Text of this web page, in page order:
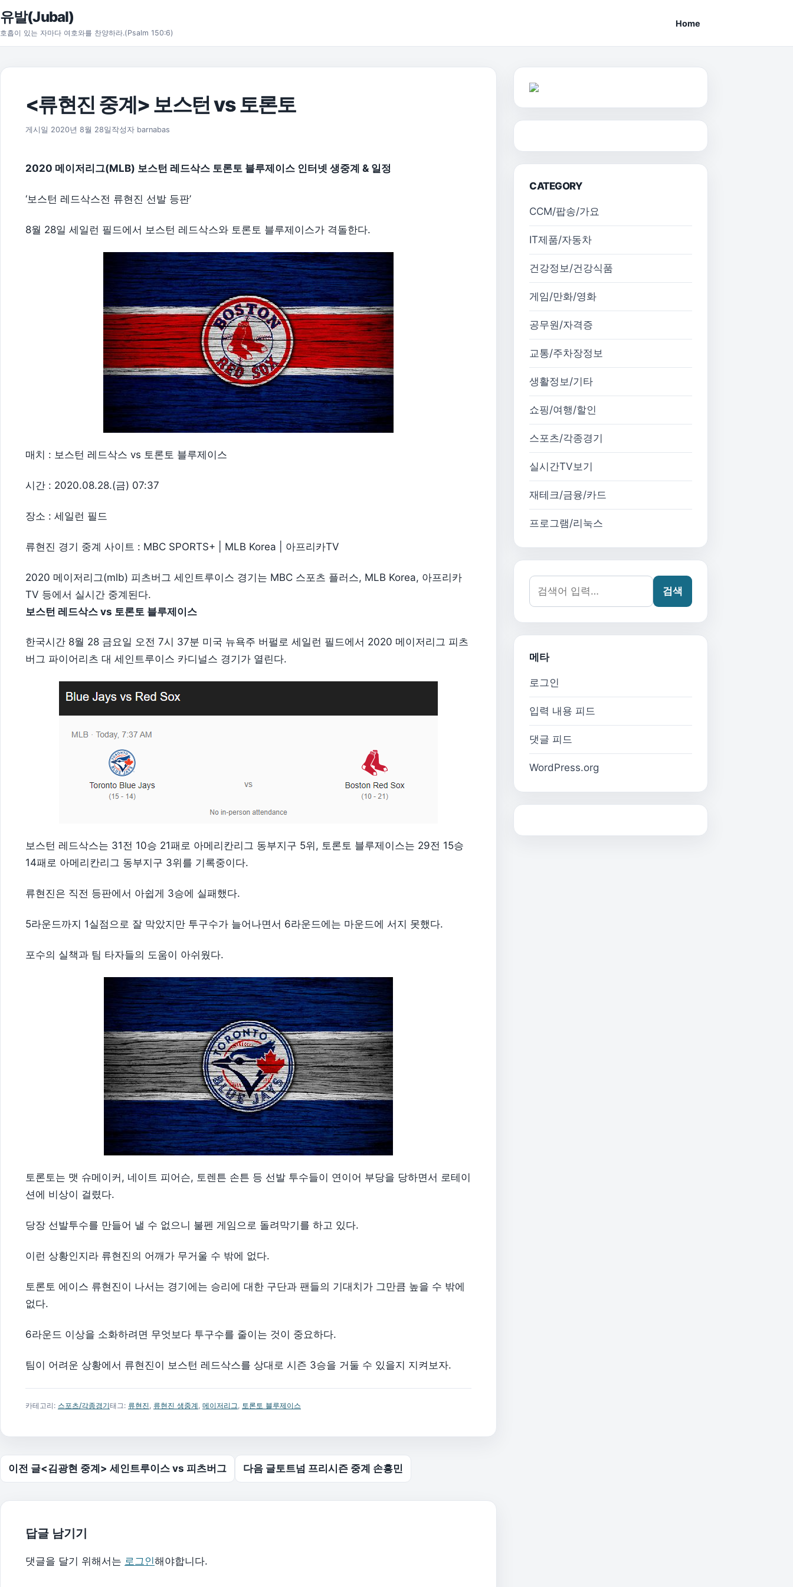
본문으로 건너뛰기
유발(Jubal)
호흡이 있는 자마다 여호와를 찬양하라.(Psalm 150:6)
Home
<류현진 중계> 보스턴 vs 토론토
게시일 2020년 8월 28일 2026년 8월 1일
작성자 barnabas
2020 메이저리그(MLB) 보스턴 레드삭스 토론토 블루제이스 인터넷 생중계 & 일정
‘보스턴 레드삭스전 류현진 선발 등판’
8월 28일 세일런 필드에서 보스턴 레드삭스와 토론토 블루제이스가 격돌한다.
매치 : 보스턴 레드삭스 vs 토론토 블루제이스
시간 : 2020.08.28.(금) 07:37
장소 : 세일런 필드
류현진 경기 중계 사이트 : MBC SPORTS+ | MLB Korea | 아프리카TV
2020 메이저리그(mlb) 피츠버그 세인트루이스 경기는 MBC 스포츠 플러스, MLB Korea, 아프리카
TV 등에서 실시간 중계된다.
보스턴 레드삭스 vs 토론토 블루제이스
한국시간 8월 28 금요일 오전 7시 37분 미국 뉴욕주 버펄로 세일런 필드에서 2020 메이저리그 피츠
버그 파이어리츠 대 세인트루이스 카디널스 경기가 열린다.
보스턴 레드삭스는 31전 10승 21패로 아메리칸리그 동부지구 5위, 토론토 블루제이스는 29전 15승
14패로 아메리칸리그 동부지구 3위를 기록중이다.
류현진은 직전 등판에서 아쉽게 3승에 실패했다.
5라운드까지 1실점으로 잘 막았지만 투구수가 늘어나면서 6라운드에는 마운드에 서지 못했다.
포수의 실책과 팀 타자들의 도움이 아쉬웠다.
토론토는 맷 슈메이커, 네이트 피어슨, 토렌튼 손튼 등 선발 투수들이 연이어 부당을 당하면서 로테이
션에 비상이 걸렸다.
당장 선발투수를 만들어 낼 수 없으니 불펜 게임으로 돌려막기를 하고 있다.
이런 상황인지라 류현진의 어깨가 무거울 수 밖에 없다.
토론토 에이스 류현진이 나서는 경기에는 승리에 대한 구단과 팬들의 기대치가 그만큼 높을 수 밖에
없다.
6라운드 이상을 소화하려면 무엇보다 투구수를 줄이는 것이 중요하다.
팀이 어려운 상황에서 류현진이 보스턴 레드삭스를 상대로 시즌 3승을 거둘 수 있을지 지켜보자.
카테고리: 스포츠/각종경기태그: 류현진 류현진 생중계 메이저리그 토론토 블루제이스
글 탐색
이전 글<김광현 중계> 세인트루이스 vs 피츠버그 다음 글토트넘 프리시즌 중계 손흥민
답글 남기기
댓글을 달기 위해서는 로그인해야합니다.
CATEGORY
CCM/팝송/가요
IT제품/자동차
건강정보/건강식품
게임/만화/영화
공무원/자격증
교통/주차장정보
생활정보/기타
쇼핑/여행/할인
스포츠/각종경기
실시간TV보기
재테크/금융/카드
프로그램/리눅스
검색어:
검색
메타
로그인
입력 내용 피드
댓글 피드
WordPress.org